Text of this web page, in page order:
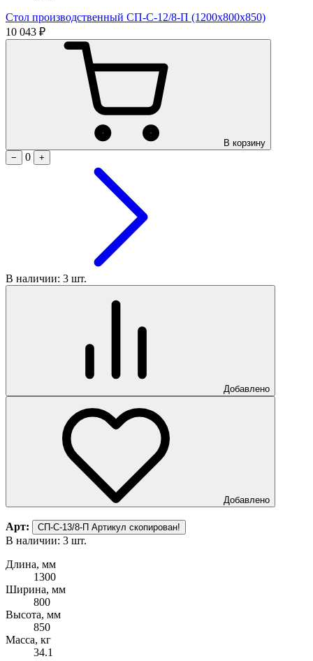
Стол производственный СП-С-12/8-П (1200х800х850)
10 043 ₽
В корзину
−
0 +
В наличии: 3 шт.
Добавлено
Добавлено
Арт: СП-С-13/8-П Артикул скопирован!
В наличии: 3 шт.
Длина, мм
1300
Ширина, мм
800
Высота, мм
850
Масса, кг
34.1